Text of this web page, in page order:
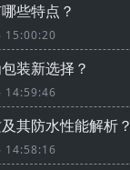
些特点？
15:00:20
装新选择？
14:59:46
其防水性能解析？
14:58:16